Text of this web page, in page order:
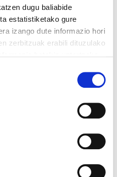
dugu baliabide
estatistiketako gure
izango dute informazio hori
zerbitzuak erabili dituzulako